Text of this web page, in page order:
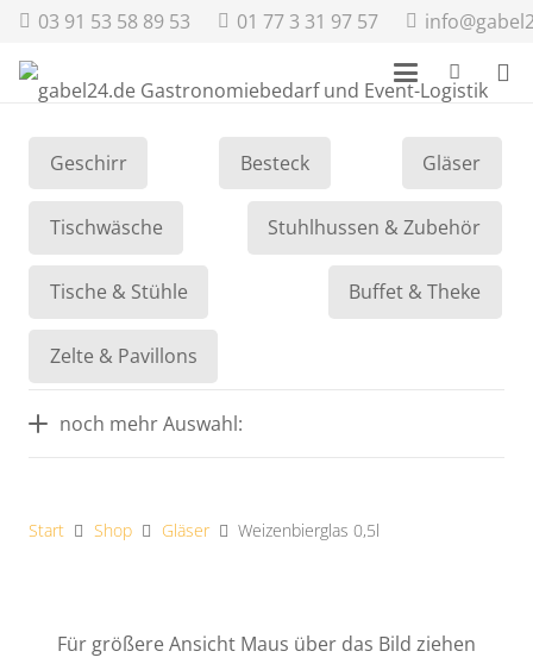
03 91 53 58 89 53 01 77 3 31 97 57
Geschirr Besteck Gläser
Tischwäsche Stuhlhussen & Zubehör
Tische & Stühle Buffet & Theke
Zelte & Pavillons
noch mehr Auswahl:
Start Shop Gläser Weizenbierglas 0,5l
Für größere Ansicht Maus über das Bild ziehen